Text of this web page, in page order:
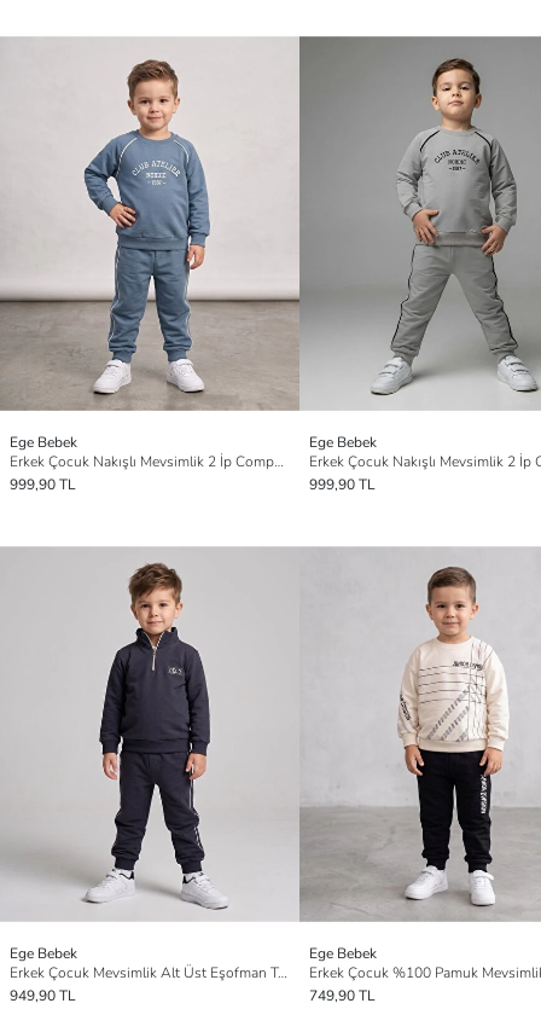
Ege Bebek
Erkek Çocuk Nakışlı Mevsimlik 2 İp Compact Eşofman Takımı
999,90 TL
Ege Bebek
999,90 TL
Ege Bebek
Erkek Çocuk Mevsimlik Alt Üst Eşofman Takımı
949,90 TL
Ege Bebek
749,90 TL